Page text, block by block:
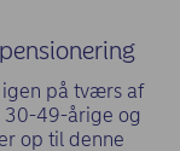
på tværs af
30-49-årige og
op til denne